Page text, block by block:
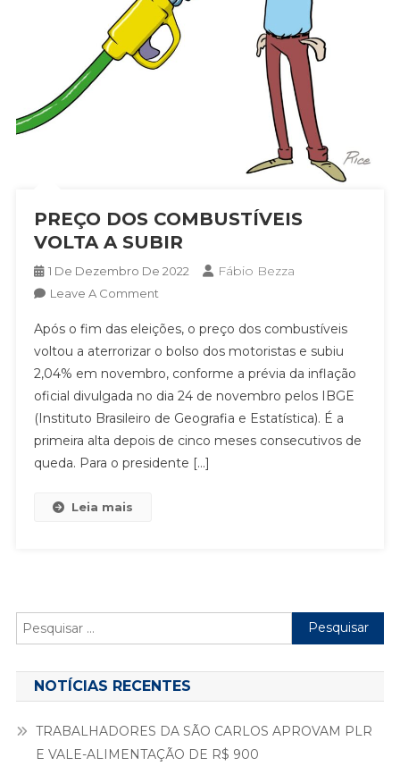
PREÇO DOS COMBUSTÍVEIS
VOLTA A SUBIR
1 De Dezembro De 2022 Fábio Bezza
Leave A CommentOn
DOS
COMBUSTÍVEIS
VOLTA
A
SUBIR
Após o fim das eleições, o preço dos combustíveis
voltou a aterrorizar o bolso dos motoristas e subiu
2,04% em novembro, conforme a prévia da inflação
oficial divulgada no dia 24 de novembro pelos IBGE
(Instituto Brasileiro de Geografia e Estatística). É a
primeira alta depois de cinco meses consecutivos de
queda. Para o presidente […]
Leia mais
Pesquisar
por:
NOTÍCIAS RECENTES
TRABALHADORES DA SÃO CARLOS APROVAM PLR
E VALE-ALIMENTAÇÃO DE R$ 900